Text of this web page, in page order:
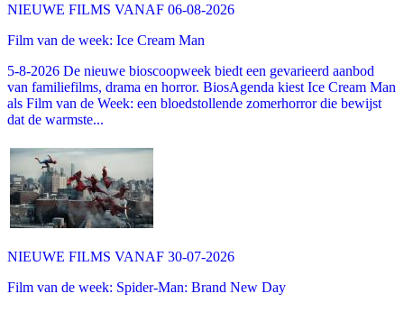
NIEUWE FILMS VANAF 06-08-2026
Film van de week: Ice Cream Man
5-8-2026 De nieuwe bioscoopweek biedt een gevarieerd aanbod
van familiefilms, drama en horror. BiosAgenda kiest Ice Cream Man
als Film van de Week: een bloedstollende zomerhorror die bewijst
dat de warmste...
NIEUWE FILMS VANAF 30-07-2026
Film van de week: Spider-Man: Brand New Day